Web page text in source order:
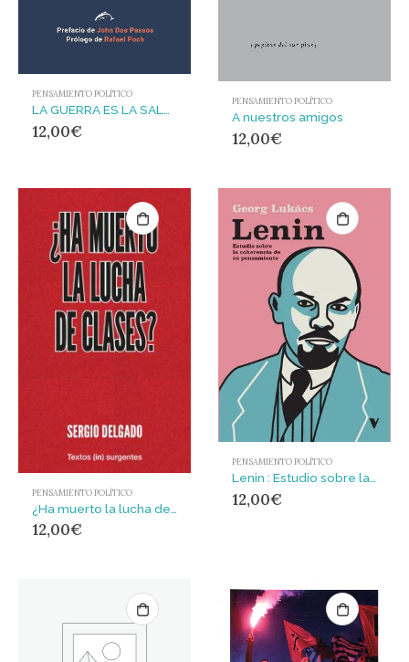
PENSAMIENTO POLÍTICO
12,00€
PENSAMIENTO POLÍTICO
A nuestros amigos
12,00€
PENSAMIENTO POLÍTICO
12,00€
PENSAMIENTO POLÍTICO
Lenin : Estudio sobre la coherencia de su pensamiento
12,00€